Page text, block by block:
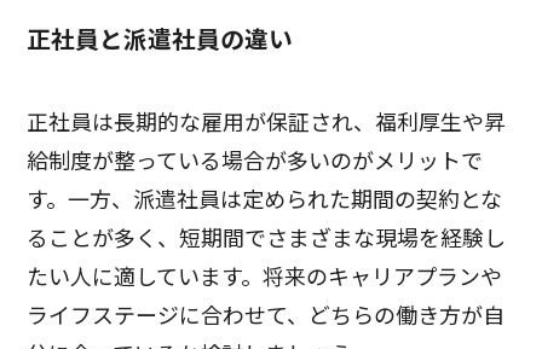
正社員と派遣社員の違い
正社員は長期的な雇用が保証され、福利厚生や昇
給制度が整っている場合が多いのがメリットで
す。一方、派遣社員は定められた期間の契約とな
ることが多く、短期間でさまざまな現場を経験し
たい人に適しています。将来のキャリアプランや
ライフステージに合わせて、どちらの働き方が自